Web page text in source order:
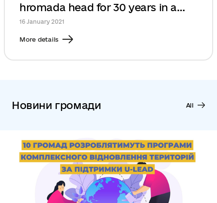
hromada head for 30 years in a
row
16 January 2021
More details
Новини громади All